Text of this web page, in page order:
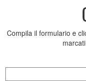
Compila il formulario e